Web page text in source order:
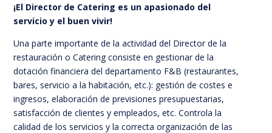
¡El Director de Catering es un apasionado del
servicio y el buen vivir!
Una parte importante de la actividad del Director de la
restauración o Catering consiste en gestionar de la
dotación financiera del departamento F&B (restaurantes,
bares, servicio a la habitación, etc.): gestión de costes e
ingresos, elaboración de previsiones presupuestarias,
satisfacción de clientes y empleados, etc. Controla la
calidad de los servicios y la correcta organización de las